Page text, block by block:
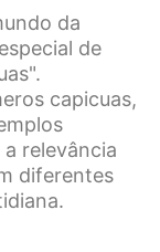
da
de
capicuas,
relevância
diferentes